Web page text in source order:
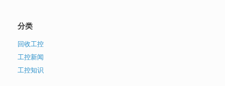
分类
回收工控
工控新闻
工控知识